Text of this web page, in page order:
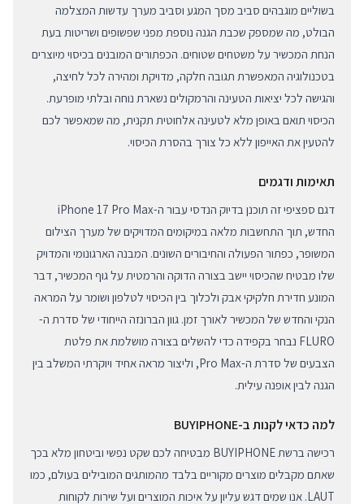
בשוליים מוגבהים סביב מסך המגע וסביב מערך עדשות המצלמה
הבולט, מה שמספק שכבת הגנה נוספת מפני שפשופים ושריטות בעת
הנחת המכשיר על משטחים שטוחים. הכפתורים המובנים בכיסוי מיוצרים
בטכנולוגיה המאפשרת תגובה חלקה, מדויקת ומהירה לכל לחיצה,
והגישה לכל יציאות הטעינה והרמקולים נשארת נוחה ובלתי מופרעת.
הכיסוי תואם באופן מלא לטעינה אלחוטית תקנית, מה שמאפשר לכם
להטעין את האייפון ללא כל צורך בהסרת הכיסוי.
תאימות ודגמים
דגם ספציפי זה תוכנן בדיוק הנדסי עבור ה-iPhone 17 Pro Max
החדש, תוך התחשבות מלאה במיקומים המדויקים של מערך הצילום
המשופר, כפתור הפעולה והחיבורים השונים. המבנה הארגונומי והמדויק
שלו מבטיח שהכיסוי יישב בצורה הדוקה והרמטית על גוף המכשיר, דבר
המונע חדירת חלקיקי אבק ולכלוך בין הכיסוי לטלפון ושומר על המראה
הנקי והחדש של המכשיר לאורך זמן. גוון הברונזה הייחודי של סדרת ה-
FLURO נבחר בקפידה כדי להשלים בצורה מושלמת את פלטת
הצבעים של סדרת ה-Pro Max, וליצור מראה אחיד ויוקרתי המשלב בין
הגנה לבין אופנה עילית.
למה כדאי לקנות ב-BUYIPHONE
רכישה ברשת BUYIPHONE מבטיחה לכם שקט נפשי וביטחון מלא בכך
שאתם מקבלים מוצרים מקוריים בלבד מהמותגים המובילים בעולם, כמו
LAUT. אנו שמים דגש עליון על איכות המוצרים ועל שירות לקוחות